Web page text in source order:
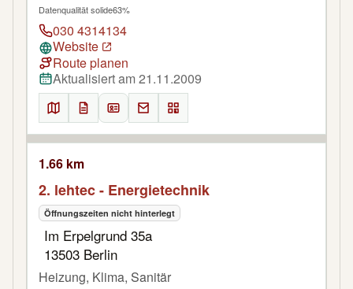
Datenqualität solide63%
030 4314134
Website
Route planen
Aktualisiert am 21.11.2009
1.66 km
2. lehtec - Energietechnik
Öffnungszeiten nicht hinterlegt
Im Erpelgrund 35a
13503 Berlin
Heizung, Klima, Sanitär